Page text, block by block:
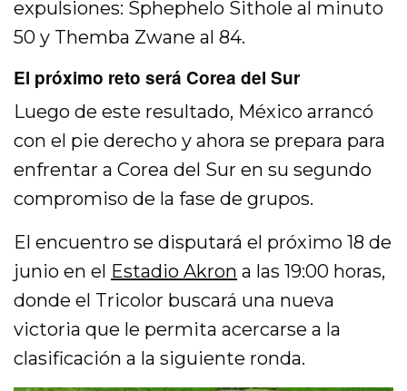
expulsiones: Sphephelo Sithole al minuto
50 y Themba Zwane al 84.
El próximo reto será Corea del Sur
Luego de este resultado, México arrancó
con el pie derecho y ahora se prepara para
enfrentar a Corea del Sur en su segundo
compromiso de la fase de grupos.
El encuentro se disputará el próximo 18 de
junio en el Estadio Akron a las 19:00 horas,
donde el Tricolor buscará una nueva
victoria que le permita acercarse a la
clasificación a la siguiente ronda.